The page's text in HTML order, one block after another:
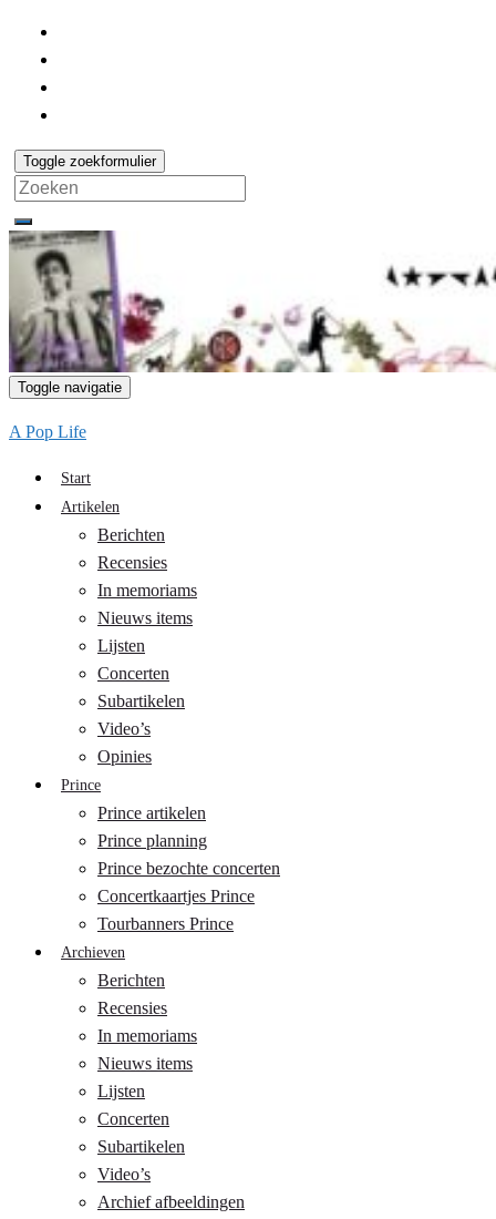
Toggle zoekformulier
Search
for:
Toggle navigatie
A Pop Life
Start
Artikelen
Berichten
Recensies
In memoriams
Nieuws items
Lijsten
Concerten
Subartikelen
Video’s
Opinies
Prince
Prince artikelen
Prince planning
Prince bezochte concerten
Concertkaartjes Prince
Tourbanners Prince
Archieven
Berichten
Recensies
In memoriams
Nieuws items
Lijsten
Concerten
Subartikelen
Video’s
Archief afbeeldingen